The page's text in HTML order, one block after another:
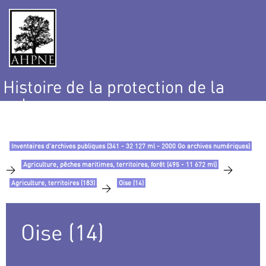
Histoire de la protection de la
nature
Inventaires d’archives publiques (341 - 32 127 ml - 2000 Go archives numériques)
> Agriculture, pêches maritimes, territoires, forêt (495 - 11 672 ml) >
Agriculture, territoires (183) > Oise (14)
Oise (14)